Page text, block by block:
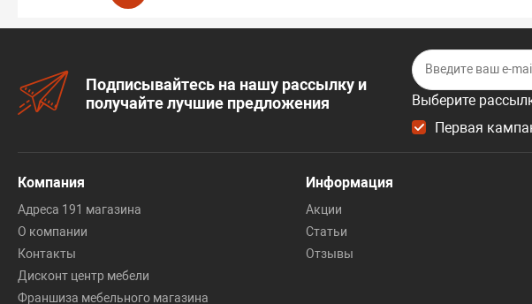
Подписывайтесь на нашу рассылку и
получайте лучшие предложения
Выберите
Первая
Компания
Адреса 191 магазина
О компании
Контакты
Дисконт центр мебели
Франшиза мебельного магазина
Информация
Акции
Статьи
Отзывы